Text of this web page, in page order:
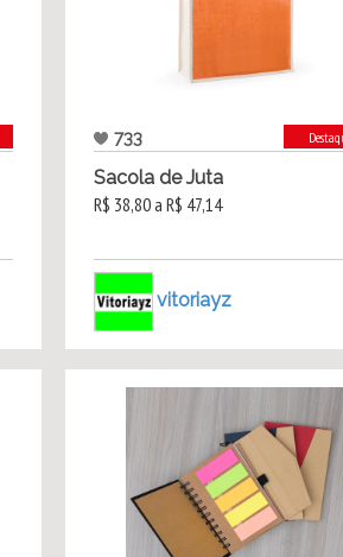
733
Sacola de Juta
R$ 38,80 a R$ 47,14
vitoriayz